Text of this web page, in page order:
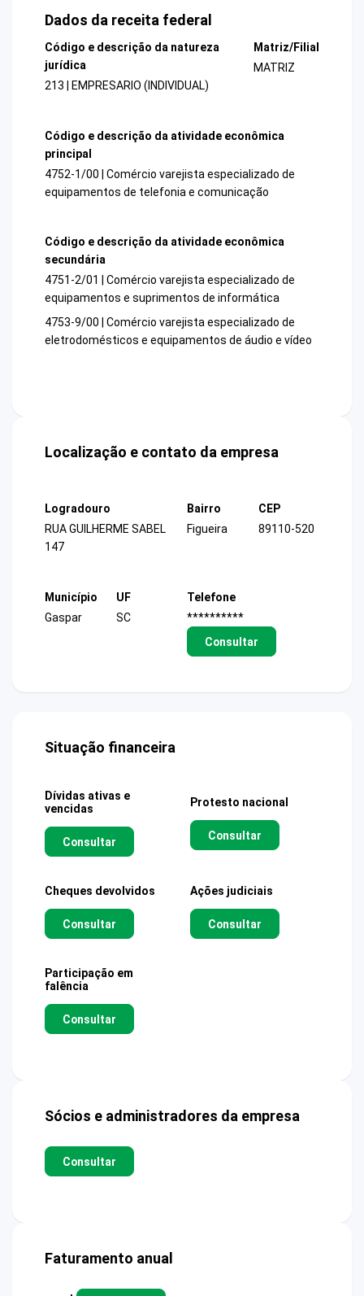
Dados da receita federal
Código e descrição da natureza
jurídica
213 | EMPRESARIO (INDIVIDUAL)
Matriz/Filial
MATRIZ
Código e descrição da atividade econômica
principal
4752-1/00 | Comércio varejista especializado de
equipamentos de telefonia e comunicação
Código e descrição da atividade econômica
secundária
4751-2/01 | Comércio varejista especializado de
equipamentos e suprimentos de informática
4753-9/00 | Comércio varejista especializado de
eletrodomésticos e equipamentos de áudio e vídeo
Localização e contato da empresa
Logradouro
RUA GUILHERME SABEL
147
Bairro
Figueira
CEP
89110-520
Município
Gaspar
UF
SC
Telefone
**********
Consultar
Situação financeira
Dívidas ativas e
vencidas
Consultar
Protesto nacional
Consultar
Cheques devolvidos
Consultar
Ações judiciais
Consultar
Participação em
falência
Consultar
Sócios e administradores da empresa
Consultar
Faturamento anual